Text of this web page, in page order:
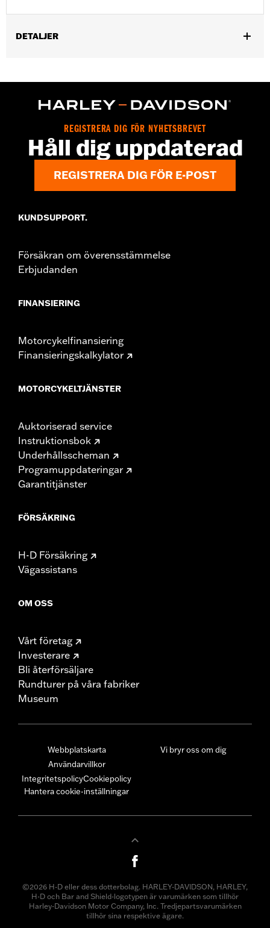
DETALJER
Sold Separately:Air Wing Light Kit P/N 68286-10 or 68388-10
Fender rail and all necessary installation hardware
WARRANTY:
1 year limited warranty – Go towww.h-
d.com/warrantyfor full details
REGISTRERA DIG FÖR NYHETSBREVET
Håll dig uppdaterad
REGISTRERA DIG FÖR E-POST
KUNDSUPPORT.
Försäkran om överensstämmelse
Erbjudanden
FINANSIERING
Motorcykelfinansiering
Finansieringskalkylator
MOTORCYKELTJÄNSTER
Auktoriserad service
Instruktionsbok
Underhållsscheman
Programuppdateringar
Garantitjänster
FÖRSÄKRING
H-D Försäkring
Vägassistans
OM OSS
Vårt företag
Investerare
Bli återförsäljare
Rundturer på våra fabriker
Museum
Webbplatskarta
Användarvillkor
IntegritetspolicyCookiepolicy
Hantera cookie-inställningar
Vi bryr oss om dig
©2026 H-D eller dess dotterbolag. HARLEY-DAVIDSON, HARLEY,
H-D och Bar and Shield-logotypen är varumärken som tillhör
Harley-Davidson Motor Company, Inc. Tredjepartsvarumärken
tillhör sina respektive ägare.